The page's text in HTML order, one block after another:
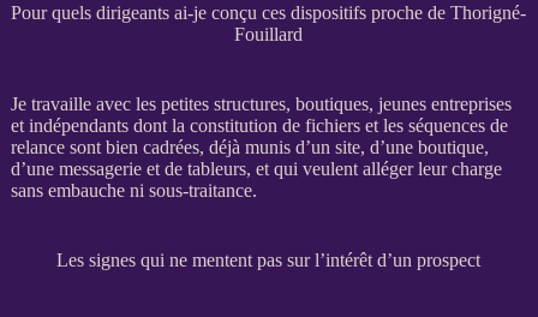
Pour quels dirigeants ai-je conçu ces dispositifs proche de Thorigné-
Fouillard
Je travaille avec les petites structures, boutiques, jeunes entreprises
et indépendants dont la constitution de fichiers et les séquences de
relancesont bien cadrées, déjà munis d’un site, d’une boutique,
d’une messagerie et de tableurs, et qui veulent alléger leur charge
sans embauche ni sous-traitance.
Les signes qui ne mentent pas sur l’intérêt d’un prospect